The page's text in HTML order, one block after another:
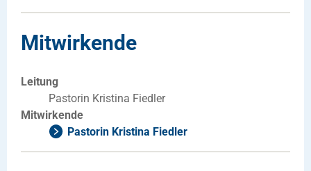
Mitwirkende
Leitung
Pastorin Kristina Fiedler
Mitwirkende
Pastorin Kristina Fiedler